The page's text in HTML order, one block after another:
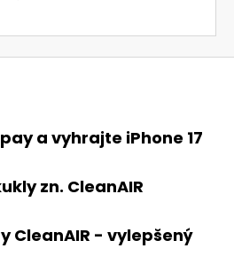
a vyhrajte iPhone 17
zn. CleanAIR
CleanAIR - vylepšený